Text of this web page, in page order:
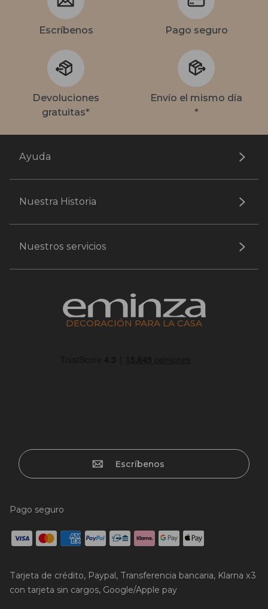
Escríbenos Pago seguro
Devoluciones
gratuitas*
Envío el mismo día
*
Ayuda
Nuestra Historia
Nuestros servicios
DECORACIÓN PARA LA CASA
Escríbenos
Pago seguro
Tarjeta de crédito, Paypal, Transferencia bancaria, Klarna x3
con tarjeta sin cargos, Google/Apple pay